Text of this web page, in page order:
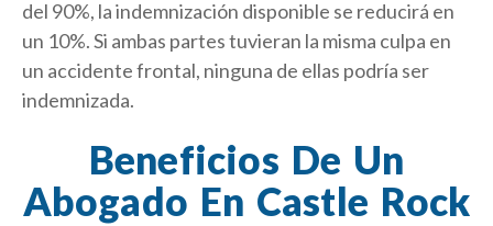
del 90%, la indemnización disponible se reducirá en
un 10%. Si ambas partes tuvieran la misma culpa en
un accidente frontal, ninguna de ellas podría ser
indemnizada.
Beneficios De Un
Abogado En Castle Rock